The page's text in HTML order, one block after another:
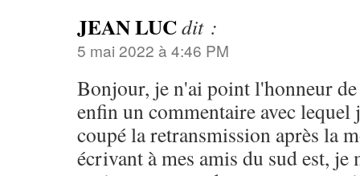
JEAN LUCdit :
5 mai 2022 à 4:46 PM
Bonjour, je n'ai point l'honneur
enfin un commentaire avec lequel
coupé la retransmission après la
écrivant à mes amis du sud est, je